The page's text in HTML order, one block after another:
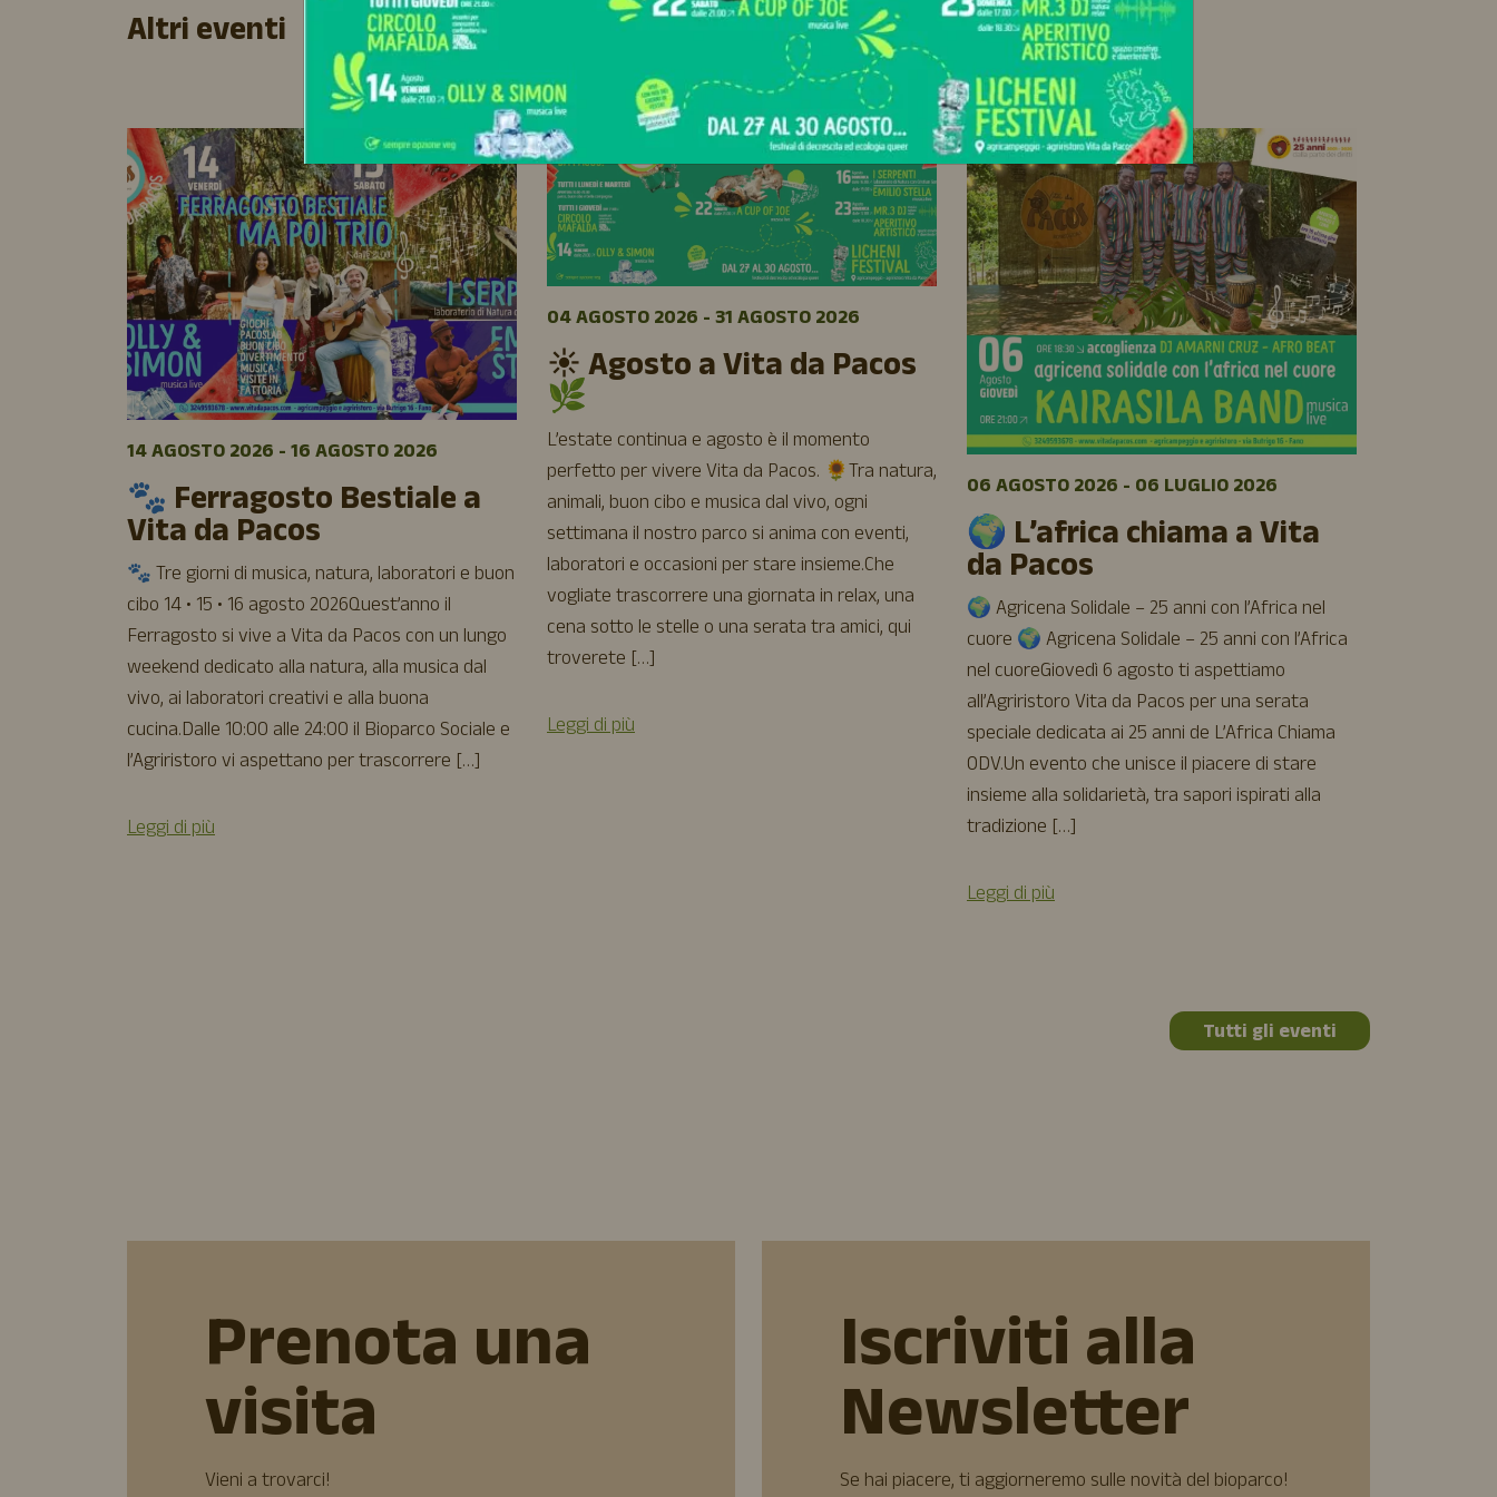
Altri eventi
14 AGOSTO 2026 - 16 AGOSTO 2026
🐾 Ferragosto Bestiale a
Vita da Pacos
🐾 Tre giorni di musica, natura, laboratori e buon
cibo 14 • 15 • 16 agosto 2026Quest’anno il
Ferragosto si vive a Vita da Pacos con un lungo
weekend dedicato alla natura, alla musica dal
vivo, ai laboratori creativi e alla buona
cucina.Dalle 10:00 alle 24:00 il Bioparco Sociale e
l’Agriristoro vi aspettano per trascorrere […]
Leggi di più
04 AGOSTO 2026 - 31 AGOSTO 2026
☀️ Agosto a Vita da Pacos
🌿
L’estate continua e agosto è il momento
perfetto per vivere Vita da Pacos. 🌻Tra natura,
animali, buon cibo e musica dal vivo, ogni
settimana il nostro parco si anima con eventi,
laboratori e occasioni per stare insieme.Che
vogliate trascorrere una giornata in relax, una
cena sotto le stelle o una serata tra amici, qui
troverete […]
Leggi di più
06 AGOSTO 2026 - 06 LUGLIO 2026
🌍 L’africa chiama a Vita
da Pacos
🌍 Agricena Solidale – 25 anni con l’Africa nel
cuore 🌍 Agricena Solidale – 25 anni con l’Africa
nel cuoreGiovedì 6 agosto ti aspettiamo
all’Agriristoro Vita da Pacos per una serata
speciale dedicata ai 25 anni de L’Africa Chiama
ODV.Un evento che unisce il piacere di stare
insieme alla solidarietà, tra sapori ispirati alla
tradizione […]
Leggi di più
Tutti gli eventi
Prenota una
visita
Vieni a trovarci!
Iscriviti alla
Newsletter
Se hai piacere, ti aggiorneremo sulle novità del bioparco!